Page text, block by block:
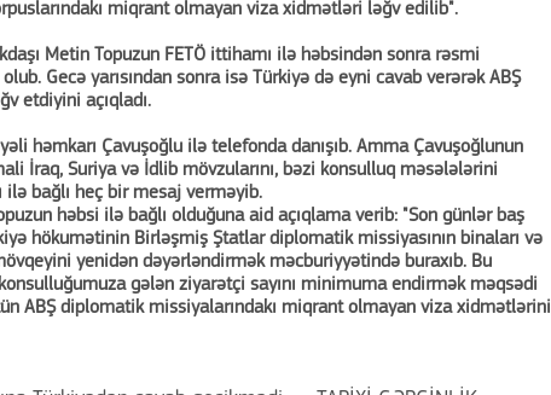
miqrant olmayan viza xidmətləri ləğv edilib".
Metin Topuzun FETÖ ittihamı ilə həbsindən sonra rəsmi
Gecə yarısından sonra isə Türkiyə də eyni cavab verərək ABŞ
etdiyini açıqladı.
həmkarı Çavuşoğlu ilə telefonda danışıb. Amma Çavuşoğlunun
İraq, Suriya və İdlib mövzularını, bəzi konsulluq məsələlərini
bağlı heç bir mesaj verməyib.
həbsi ilə bağlı olduğuna aid açıqlama verib: "Son günlər baş
hökumətinin Birləşmiş Ştatlar diplomatik missiyasının binaları və
yenidən dəyərləndirmək məcburiyyətində buraxıb. Bu
gələn ziyarətçi sayını minimuma endirmək məqsədi
ABŞ diplomatik missiyalarındakı miqrant olmayan viza xidmətlərini